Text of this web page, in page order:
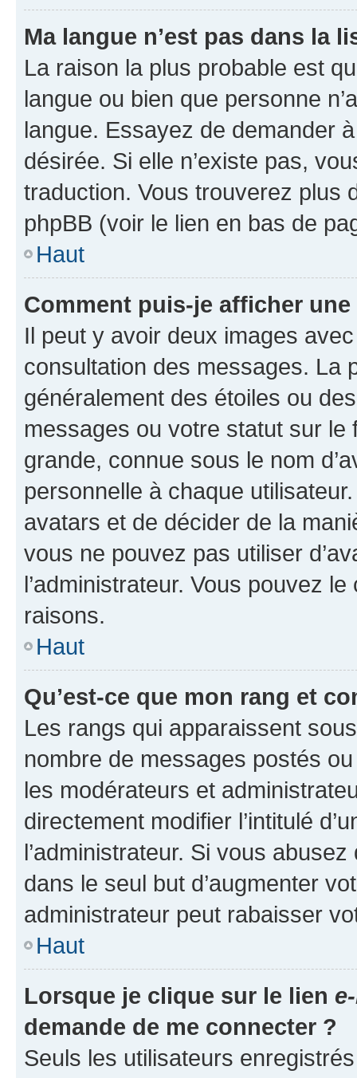
Ma langue n’est pas dans la
La raison la plus probable est
langue ou bien que personne
langue. Essayez de demander
désirée. Si elle n’existe pas,
traduction. Vous trouverez plus
phpBB (voir le lien en bas de
Haut
Comment puis-je afficher
Il peut y avoir deux images
consultation des messages. La
généralement des étoiles ou
messages ou votre statut sur
grande, connue sous le nom
personnelle à chaque utilisateur.
avatars et de décider de la
vous ne pouvez pas utiliser
l’administrateur. Vous pouvez
raisons.
Haut
Qu’est-ce que mon rang et
Les rangs qui apparaissent
nombre de messages postés
les modérateurs et
directement modifier l’intitulé
l’administrateur. Si vous
dans le seul but d’augmenter
administrateur peut rabaisser
Haut
Lorsque je clique sur le lien
demande de me connecter ?
Seuls les utilisateurs